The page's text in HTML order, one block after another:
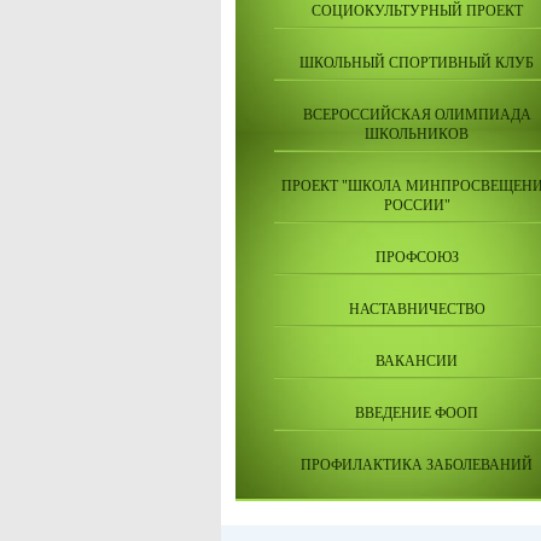
СОЦИОКУЛЬТУРНЫЙ ПРОЕКТ
ШКОЛЬНЫЙ СПОРТИВНЫЙ КЛУБ
ВСЕРОССИЙСКАЯ ОЛИМПИАДА
ШКОЛЬНИКОВ
ПРОЕКТ "ШКОЛА
РОССИИ"
ПРОФСОЮЗ
НАСТАВНИЧЕСТВО
ВАКАНСИИ
ВВЕДЕНИЕ ФООП
ПРОФИЛАКТИКА ЗАБОЛЕВАНИЙ